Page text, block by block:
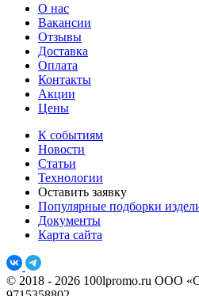
О нас
Вакансии
Отзывы
Доставка
Оплата
Контакты
Акции
Цены
К событиям
Новости
Статьи
Технологии
Оставить заявку
Популярные подборки
Документы
Карта сайта
© 2018 - 2026 100lpromo.ru ООО